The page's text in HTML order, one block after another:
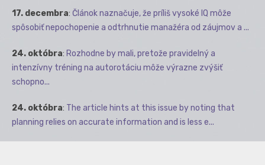
17. decembra: Článok naznačuje, že príliš vysoké IQ môže
spôsobiť nepochopenie a odtrhnutie manažéra od záujmov a ...
24. októbra: Rozhodne by mali, pretože pravidelný a
intenzívny tréning na autorotáciu môže výrazne zvýšiť
schopno...
24. októbra: The article hints at this issue by noting that
planning relies on accurate information and is less e...